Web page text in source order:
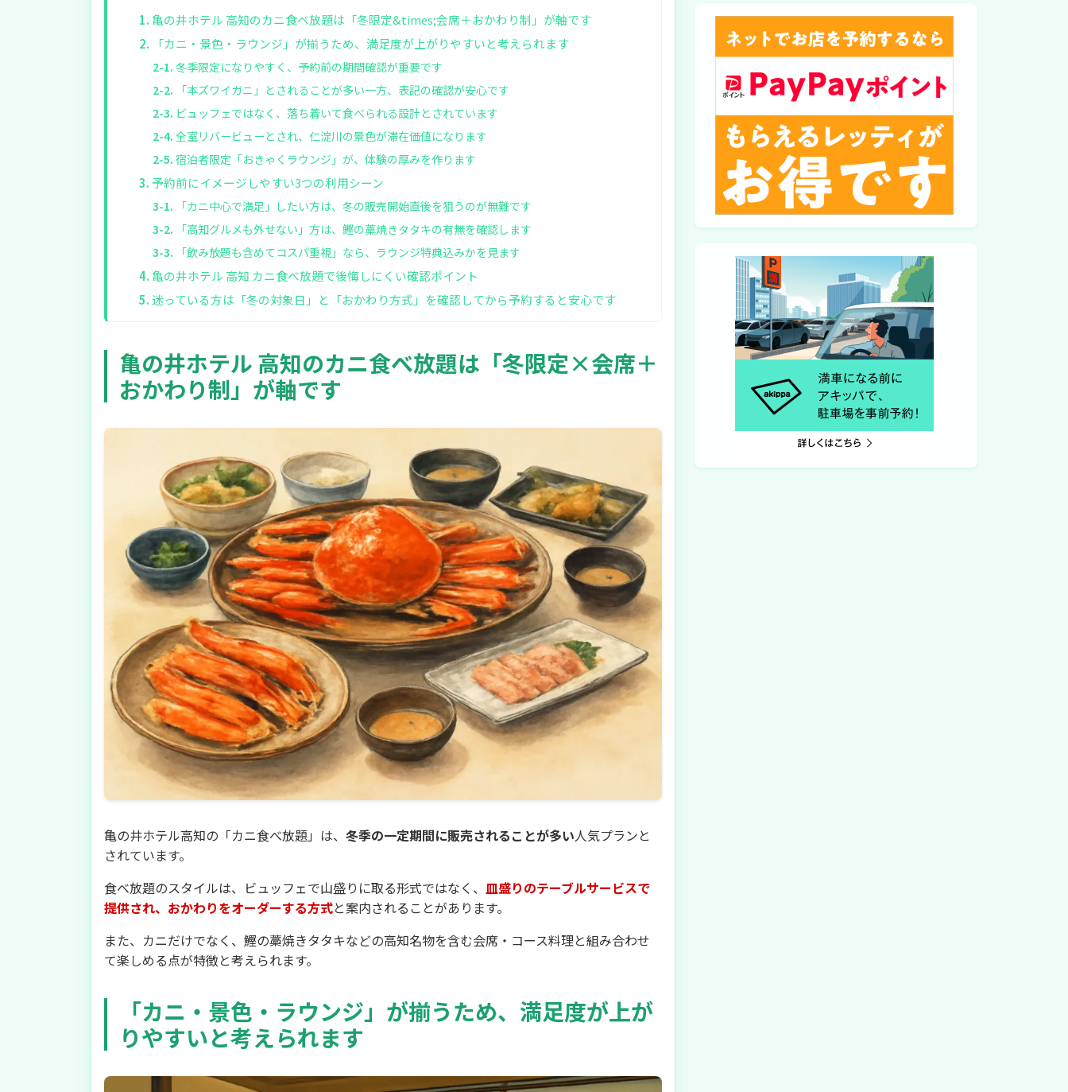
亀の井ホテル 高知のカニ食べ放題は「冬限定&times;会席＋おかわり制」が軸です
「カニ・景色・ラウンジ」が揃うため、満足度が上がりやすいと考えられます
冬季限定になりやすく、予約前の期間確認が重要です
「本ズワイガニ」とされることが多い一方、表記の確認が安心です
ビュッフェではなく、落ち着いて食べられる設計とされています
全室リバービューとされ、仁淀川の景色が滞在価値になります
宿泊者限定「おきゃくラウンジ」が、体験の厚みを作ります
予約前にイメージしやすい3つの利用シーン
「カニ中心で満足」したい方は、冬の販売開始直後を狙うのが無難です
「高知グルメも外せない」方は、鰹の藁焼きタタキの有無を確認します
「飲み放題も含めてコスパ重視」なら、ラウンジ特典込みかを見ます
亀の井ホテル 高知 カニ食べ放題で後悔しにくい確認ポイント
迷っている方は「冬の対象日」と「おかわり方式」を確認してから予約すると安心です
亀の井ホテル 高知のカニ食べ放題は「冬限定×会席＋
おかわり制」が軸です
亀の井ホテル高知の「カニ食べ放題」は、 冬季の一定期間に販売されることが多い人気プランと
されています。
食べ放題のスタイルは、ビュッフェで山盛りに取る形式ではなく、 皿盛りのテーブルサービスで
提供され、おかわりをオーダーする方式と案内されることがあります。
また、カニだけでなく、鰹の藁焼きタタキなどの高知名物を含む会席・コース料理と組み合わせ
て楽しめる点が特徴と考えられます。
「カニ・景色・ラウンジ」が揃うため、満足度が上が
りやすいと考えられます